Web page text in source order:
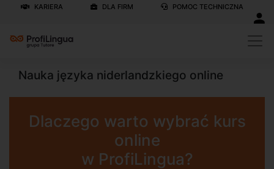
KARIERA DLA FIRM POMOC TECHNICZNA
Nauka języka niderlandzkiego online
Dlaczego warto wybrać kurs
online
w ProfiLingua?